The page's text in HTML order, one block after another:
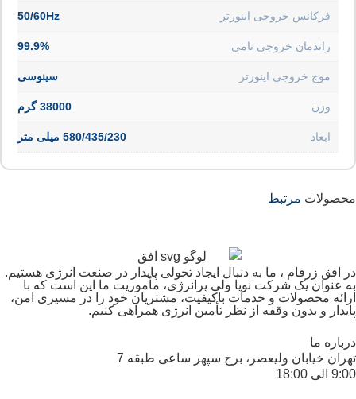
فرکانس خروجی اینورتر 50/60Hz
راندمان خروجی نامی 99.9%
موج خروجی اینورتر سینوسی
وزن 38000 گرم
ابعاد 580/435/230 میلی متر
محصولات مرتبط
در افق زرفام ، ما به دنبال ایجاد تحولی پایدار در صنعت انرژی هستیم.
به عنوان یک شرکت نوپا ولی پرانرژی، مأموریت ما این است که با
ارائه محصولات و خدمات باکیفیت، مشتریان خود را در مسیری امن،
پایدار و بدون وقفه از نظر تأمین انرژی همراهی کنیم.
درباره ما
تهران خیابان ولیعصر، برج سپهر ساعی طبقه 7
9:00 الی 18:00